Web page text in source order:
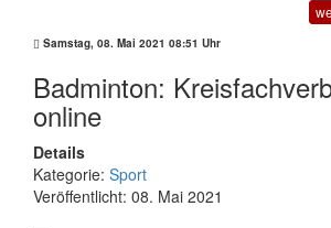
Samstag, 08. Mai 2021 08:51 Uhr
Badminton:
online
Details
Kategorie: Sport
Veröffentlicht: 08. Mai 2021